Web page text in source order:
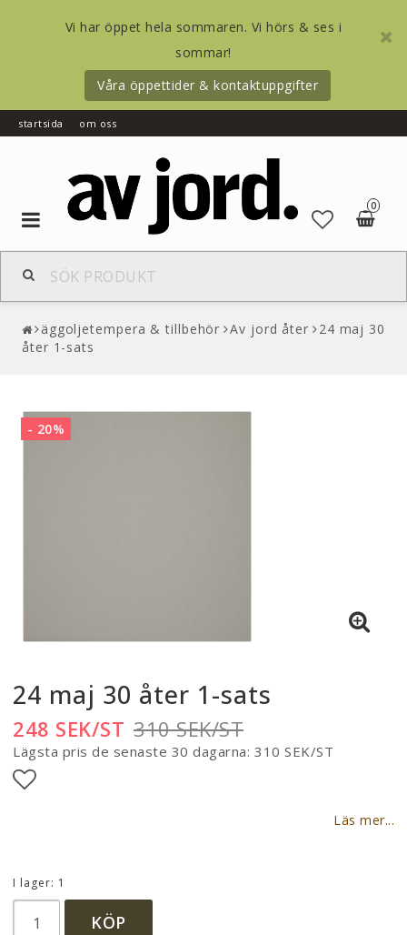
Vi har öppet hela sommaren. Vi hörs & ses i
sommar!
Våra öppettider & kontaktuppgifter
startsida om oss
0
Toggle
navigation
äggoljetempera & tillbehör Av jord åter
24 maj 30
åter 1-sats
- 20%
24 maj 30 åter 1-sats
310 SEK/ST
248 SEK/ST
Lägsta pris de senaste 30 dagarna 310 SEK/ST
Läs mer...
I lager: 1
KÖP